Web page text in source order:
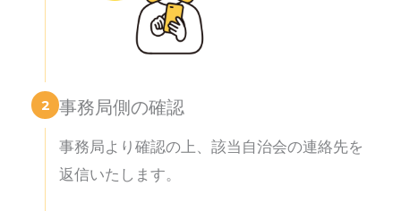
2 事務局側の確認
事務局より確認の上、該当自治会の連絡先を
返信いたします。